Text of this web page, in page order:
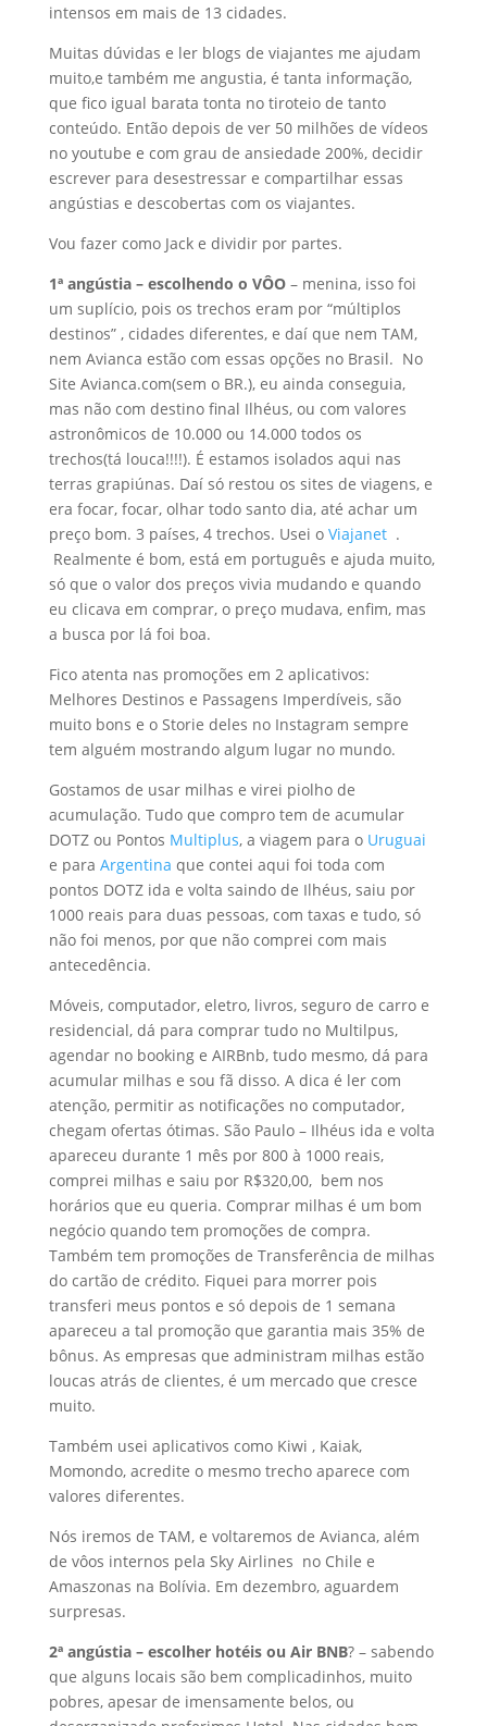
intensos em mais de 13 cidades.
Muitas dúvidas e ler blogs de viajantes me ajudam
muito,e também me angustia, é tanta informação,
que fico igual barata tonta no tiroteio de tanto
conteúdo. Então depois de ver 50 milhões de vídeos
no youtube e com grau de ansiedade 200%, decidir
escrever para desestressar e compartilhar essas
angústias e descobertas com os viajantes.
Vou fazer como Jack e dividir por partes.
1ª angústia – escolhendo o VÔO– menina, isso foi
um suplício, pois os trechos eram por “múltiplos
destinos” , cidades diferentes, e daí que nem TAM,
nem Avianca estão com essas opções no Brasil. No
Site Avianca.com(sem o BR.), eu ainda conseguia,
mas não com destino final Ilhéus, ou com valores
astronômicos de 10.000 ou 14.000 todos os
trechos(tá louca!!!!). É estamos isolados aqui nas
terras grapiúnas. Daí só restou os sites de viagens, e
era focar, focar, olhar todo santo dia, até achar um
preço bom. 3 países, 4 trechos. Usei o Viajanet .
Realmente é bom, está em português e ajuda muito,
só que o valor dos preços vivia mudando e quando
eu clicava em comprar, o preço mudava, enfim, mas
a busca por lá foi boa.
Fico atenta nas promoções em 2 aplicativos:
Melhores Destinos e Passagens Imperdíveis, são
muito bons e o Storie deles no Instagram sempre
tem alguém mostrando algum lugar no mundo.
Gostamos de usar milhas e virei piolho de
acumulação. Tudo que compro tem de acumular
DOTZ ou Pontos Multiplus, a viagem para o Uruguai
e para Argentina que contei aqui foi toda com
pontos DOTZ ida e volta saindo de Ilhéus, saiu por
1000 reais para duas pessoas, com taxas e tudo, só
não foi menos, por que não comprei com mais
antecedência.
Móveis, computador, eletro, livros, seguro de carro e
residencial, dá para comprar tudo no Multilpus,
agendar no booking e AIRBnb, tudo mesmo, dá para
acumular milhas e sou fã disso. A dica é ler com
atenção, permitir as notificações no computador,
chegam ofertas ótimas. São Paulo – Ilhéus ida e volta
apareceu durante 1 mês por 800 à 1000 reais,
comprei milhas e saiu por R$320,00, bem nos
horários que eu queria. Comprar milhas é um bom
negócio quando tem promoções de compra.
Também tem promoções de Transferência de milhas
do cartão de crédito. Fiquei para morrer pois
transferi meus pontos e só depois de 1 semana
apareceu a tal promoção que garantia mais 35% de
bônus. As empresas que administram milhas estão
loucas atrás de clientes, é um mercado que cresce
muito.
Também usei aplicativos como Kiwi , Kaiak,
Momondo, acredite o mesmo trecho aparece com
valores diferentes.
Nós iremos de TAM, e voltaremos de Avianca, além
de vôos internos pela Sky Airlines no Chile e
Amaszonas na Bolívia. Em dezembro, aguardem
surpresas.
2ª angústia – escolher hotéis ou Air BNB? – sabendo
que alguns locais são bem complicadinhos, muito
pobres, apesar de imensamente belos, ou